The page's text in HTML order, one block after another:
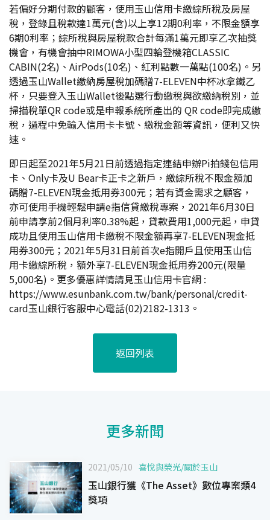
若偏好分期付款的顧客，使用玉山信用卡繳綜所稅及房屋
稅，登錄且稅款達1萬元(含)以上享12期0利率，不限金額享
6期0利率；綜所稅與房屋稅款合計每滿1萬元即享乙次抽獎
機會，有機會抽中RIMOWA小型四輪登機箱CLASSIC
CABIN(2名)、AirPods(10名)、紅利點數一萬點(100名)。另
透過玉山Wallet繳納房屋稅加碼贈7-ELEVEN中杯冰拿鐵乙
杯，只要登入玉山Wallet後點選行動繳稅與欲繳納稅別，並
掃描稅單QR code或是申報系統所產出的 QR code即完成繳
稅，過程中免輸入信用卡卡號、繳稅金額等資訊，便利又快
速。
即日起至2021年5月21日前透過指定連結申辦Pi拍錢包信用
卡、Only卡及U Bear卡正卡之新戶，繳綜所稅不限金額加
碼贈7-ELEVEN現金抵用券300元；若有資金需求之顧客，
亦可使用手機輕鬆申請e指信貸繳稅專案，2021年6月30日
前申請享前2個月利率0.38%起，貸款費用1,000元起，申貸
成功且使用玉山信用卡繳稅不限金額再享7-ELEVEN現金抵
用券300元；2021年5月31日前首次e指開戶且使用玉山信
用卡繳綜所稅，額外享7-ELEVEN現金抵用券200元(限量
5,000名)。更多優惠詳情請見玉山信用卡官網 :
https://www.esunbank.com.tw/bank/personal/credit-
card玉山銀行客服中心電話(02)2182-1313。
返回列表
更多新聞
2021/05/10 喜悅與榮光/關於玉山
玉山銀行獲《The Asset》數位專案類4
獎項